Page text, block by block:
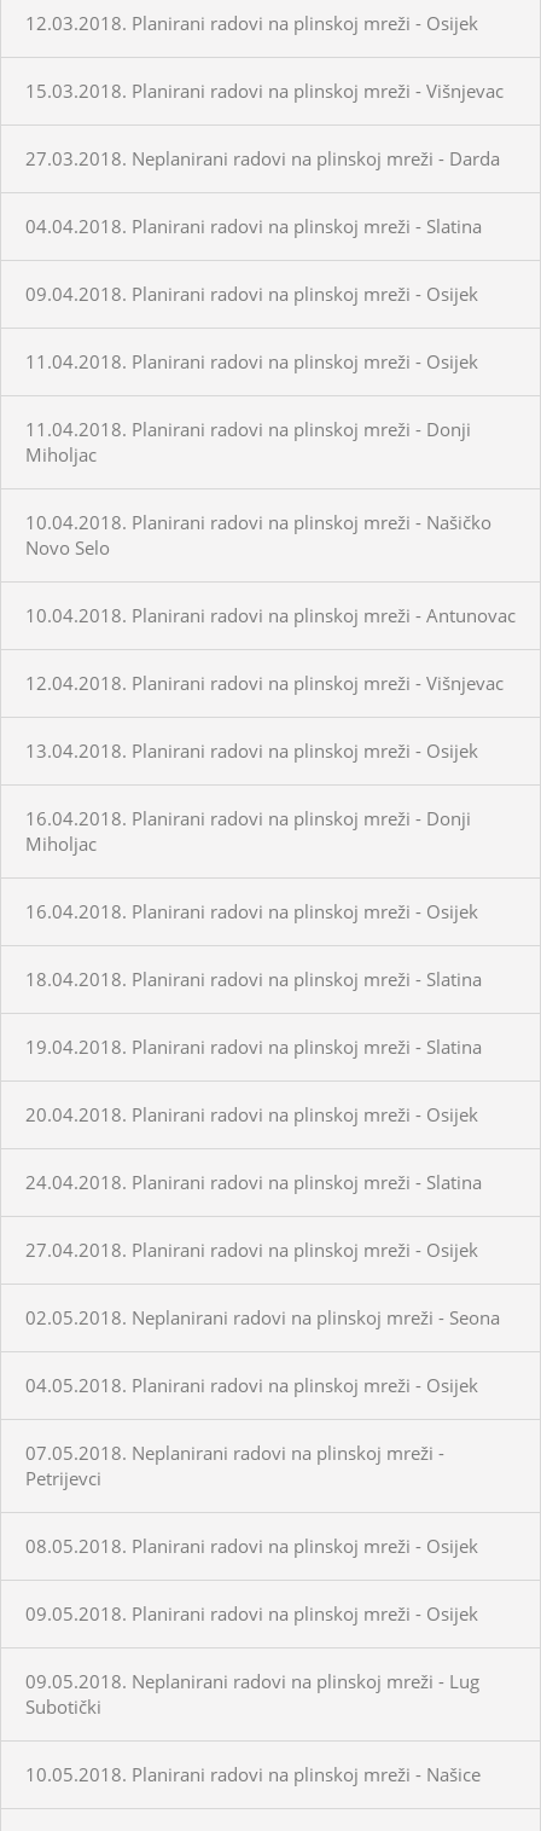
12.03.2018. Planirani radovi na plinskoj mreži - Osijek
15.03.2018. Planirani radovi na plinskoj mreži - Višnjevac
27.03.2018. Neplanirani radovi na plinskoj mreži - Darda
04.04.2018. Planirani radovi na plinskoj mreži - Slatina
09.04.2018. Planirani radovi na plinskoj mreži - Osijek
11.04.2018. Planirani radovi na plinskoj mreži - Osijek
11.04.2018. Planirani radovi na plinskoj mreži - Donji
Miholjac
10.04.2018. Planirani radovi na plinskoj mreži - Našičko
Novo Selo
10.04.2018. Planirani radovi na plinskoj mreži - Antunovac
12.04.2018. Planirani radovi na plinskoj mreži - Višnjevac
13.04.2018. Planirani radovi na plinskoj mreži - Osijek
16.04.2018. Planirani radovi na plinskoj mreži - Donji
Miholjac
16.04.2018. Planirani radovi na plinskoj mreži - Osijek
18.04.2018. Planirani radovi na plinskoj mreži - Slatina
19.04.2018. Planirani radovi na plinskoj mreži - Slatina
20.04.2018. Planirani radovi na plinskoj mreži - Osijek
24.04.2018. Planirani radovi na plinskoj mreži - Slatina
27.04.2018. Planirani radovi na plinskoj mreži - Osijek
02.05.2018. Neplanirani radovi na plinskoj mreži - Seona
04.05.2018. Planirani radovi na plinskoj mreži - Osijek
07.05.2018. Neplanirani radovi na plinskoj mreži -
Petrijevci
08.05.2018. Planirani radovi na plinskoj mreži - Osijek
09.05.2018. Planirani radovi na plinskoj mreži - Osijek
09.05.2018. Neplanirani radovi na plinskoj mreži - Lug
Subotički
10.05.2018. Planirani radovi na plinskoj mreži - Našice